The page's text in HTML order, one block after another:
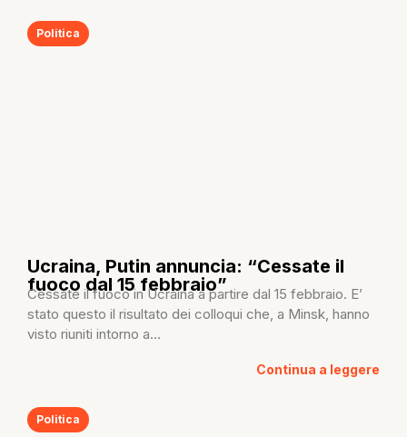
Politica
Ucraina, Putin annuncia: “Cessate il
fuoco dal 15 febbraio”
Cessate il fuoco in Ucraina a partire dal 15 febbraio. E’
stato questo il risultato dei colloqui che, a Minsk, hanno
visto riuniti intorno a...
Continua a leggere
Politica